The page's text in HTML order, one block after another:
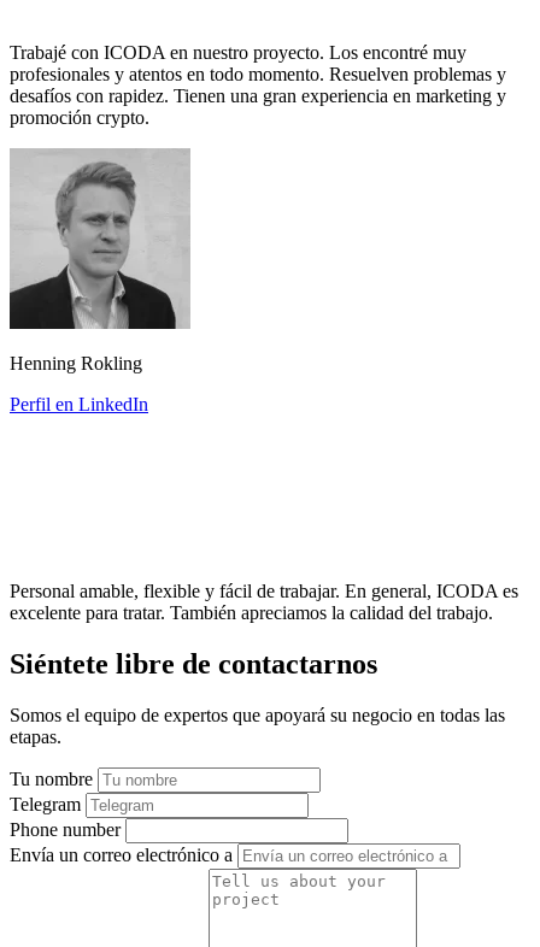
Trabajé con ICODA en nuestro proyecto. Los encontré muy
profesionales y atentos en todo momento. Resuelven problemas y
desafíos con rapidez. Tienen una gran experiencia en marketing y
promoción crypto.
Henning Rokling
Perfil en LinkedIn
Personal amable, flexible y fácil de trabajar. En general, ICODA es
excelente para tratar. También apreciamos la calidad del trabajo.
Siéntete libre de contactarnos
Somos el equipo de expertos que apoyará su negocio en todas las
etapas.
Tu nombre
Telegram
Phone number
Envía un correo electrónico a